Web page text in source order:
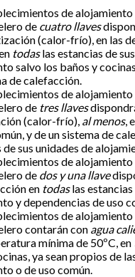
de
de cuatro llaves
(calor-frío), en las
todaslas estancias de
salvo los baños y
de calefacción.
de
de tres llaves
(calor-frío), al menos,
y de un sistema de
sus unidades de
de
de dos y una llave
en todaslas estancias
y dependencias de uso
de
contarán con agua
mínima de 50ºC, en
ya sean propios de
o de uso común.